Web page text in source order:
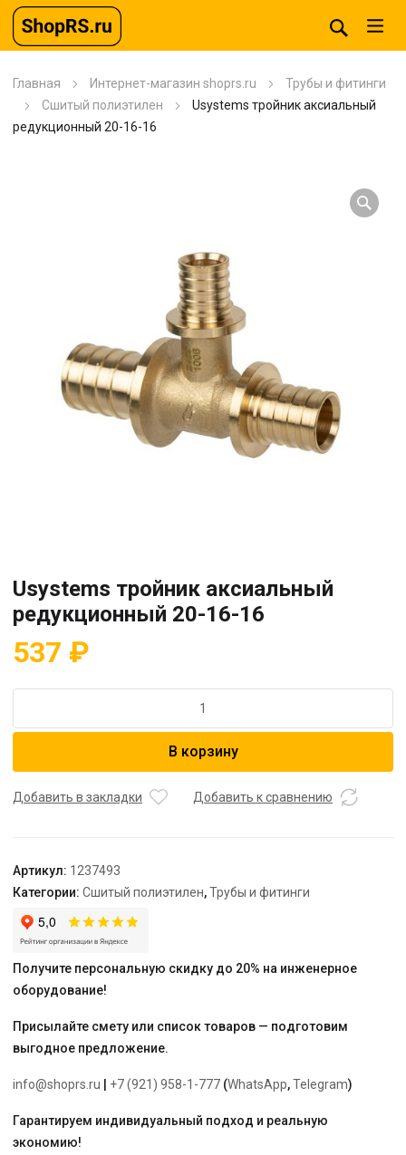
Главная Интернет-магазин shoprs.ru
Трубы и фитинги
Сшитый полиэтилен
Usystems тройник аксиальный
редукционный 20-16-16
Usystems тройник аксиальный
редукционный 20-16-16
537 ₽
Usystems
редукционный
В корзину
Добавить в закладки Добавить к сравнению
Артикул: 1237493
Категории: Сшитый полиэтилен,Трубы и фитинги
Получите персональную скидку до 20% на инженерное
оборудование!
Присылайте смету или список товаров — подготовим
выгодное предложение.
info@shoprs.ru +7 (921) 958-1-777 (WhatsApp,Telegram)
Гарантируем индивидуальный подход и реальную
экономию!